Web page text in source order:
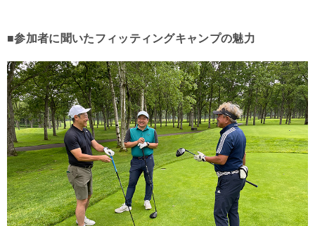
■参加者に聞いたフィッティングキャンプの魅力